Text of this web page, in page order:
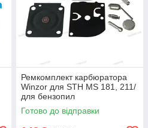
Ремкомплект карбюратора
Winzor для STH MS 181, 211/
для бензопил
Готово до відправки